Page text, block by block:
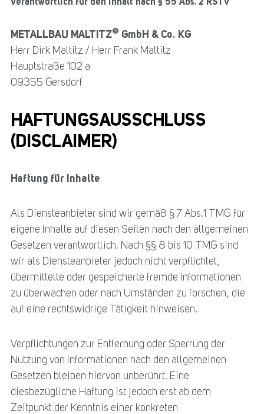
METALLBAU MALTITZ® GmbH & Co. KG
Herr Dirk Maltitz / Herr Frank Maltitz
Hauptstraße 102 a
09355 Gersdorf
HAFTUNGSAUSSCHLUSS
(DISCLAIMER)
Haftung für Inhalte
Als Diensteanbieter sind wir gemäß § 7 Abs.1 TMG für
eigene Inhalte auf diesen Seiten nach den allgemeinen
Gesetzen verantwortlich. Nach §§ 8 bis 10 TMG sind
wir als Diensteanbieter jedoch nicht verpflichtet,
übermittelte oder gespeicherte fremde Informationen
zu überwachen oder nach Umständen zu forschen, die
auf eine rechtswidrige Tätigkeit hinweisen.
Verpflichtungen zur Entfernung oder Sperrung der
Nutzung von Informationen nach den allgemeinen
Gesetzen bleiben hiervon unberührt. Eine
diesbezügliche Haftung ist jedoch erst ab dem
Zeitpunkt der Kenntnis einer konkreten